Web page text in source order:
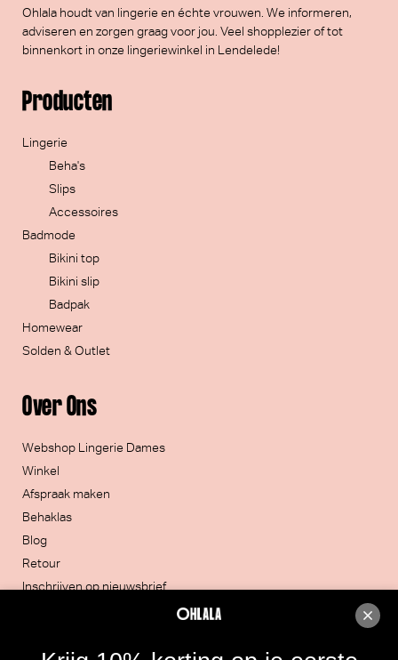
Ohlala houdt van lingerie en échte vrouwen. We informeren,
adviseren en zorgen graag voor jou. Veel shopplezierof tot
binnenkort in onze lingeriewinkel in Lendelede!
Over Ons
Webshop Lingerie Dames
Winkel
Afspraak maken
Behaklas
Blog
Retour
Inschrijven op nieuwsbrief
Producten
Lingerie
Beha's
Slips
Accessoires
Badmode
Bikini top
Bikini slip
Badpak
Homewear
Solden & Outlet